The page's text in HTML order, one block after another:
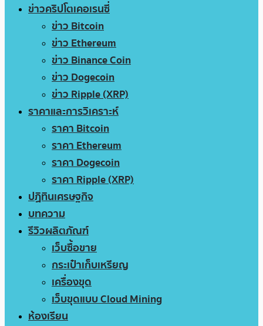
ข่าวคริปโตเคอเรนซี่
ข่าว Bitcoin
ข่าว Ethereum
ข่าว Binance Coin
ข่าว Dogecoin
ข่าว Ripple (XRP)
ราคาและการวิเคราะห์
ราคา Bitcoin
ราคา Ethereum
ราคา Dogecoin
ราคา Ripple (XRP)
ปฏิทินเศรษฐกิจ
บทความ
รีวิวผลิตภัณฑ์
เว็บซื้อขาย
กระเป๋าเก็บเหรียญ
เครื่องขุด
เว็บขุดแบบ Cloud Mining
ห้องเรียน